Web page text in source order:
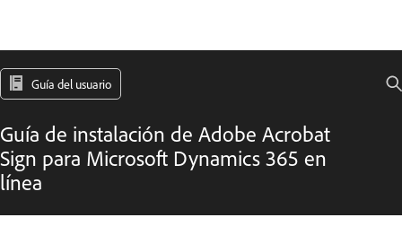
Guía del usuario
Guía de instalación de Adobe Acrobat
Sign para Microsoft Dynamics 365 en
línea